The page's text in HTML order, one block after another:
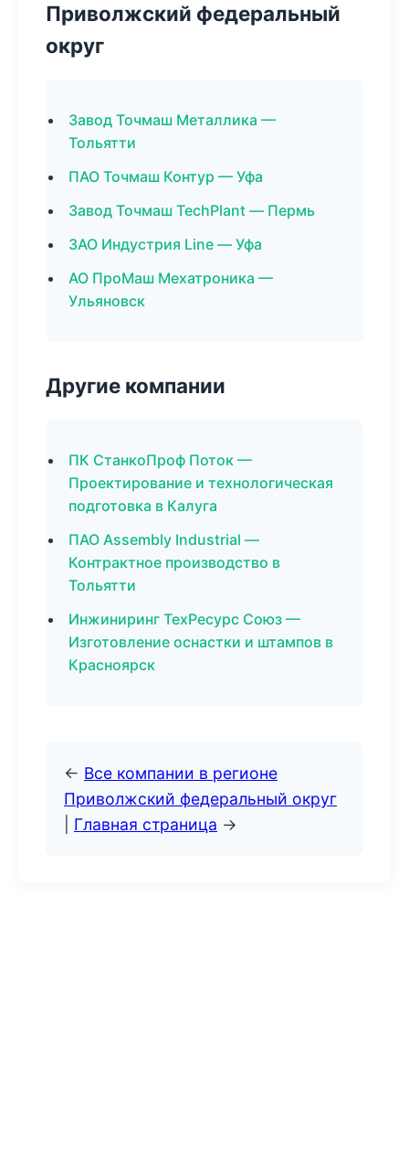
Приволжский федеральный
округ
Завод Точмаш Металлика —
Тольятти
ПАО Точмаш Контур — Уфа
Завод Точмаш TechPlant — Пермь
ЗАО Индустрия Line — Уфа
АО ПроМаш Мехатроника —
Ульяновск
Другие компании
ПК СтанкоПроф Поток —
Проектирование и технологическая
подготовка в Калуга
ПАО Assembly Industrial —
Контрактное производство в
Тольятти
Инжиниринг ТехРесурс Союз —
Изготовление оснастки и штампов в
Красноярск
← Все компании в регионе
Приволжский федеральный округ
Главная страница →